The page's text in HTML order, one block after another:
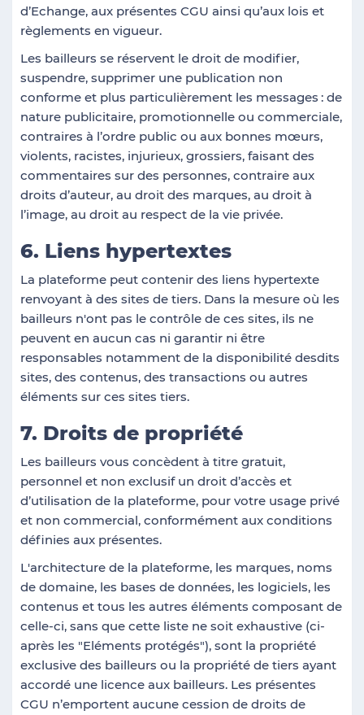
d’Echange, aux présentes CGU ainsi qu’aux lois et
règlements en vigueur.
Les bailleurs se réservent le droit de modifier,
suspendre, supprimer une publication non
conforme et plus particulièrement les messages : de
nature publicitaire, promotionnelle ou commerciale,
contraires à l’ordre public ou aux bonnes mœurs,
violents, racistes, injurieux, grossiers, faisant des
commentaires sur des personnes, contraire aux
droits d’auteur, au droit des marques, au droit à
l’image, au droit au respect de la vie privée.
6. Liens hypertextes
La plateforme peut contenir des liens hypertexte
renvoyant à des sites de tiers. Dans la mesure où les
bailleurs n'ont pas le contrôle de ces sites, ils ne
peuvent en aucun cas ni garantir ni être
responsables notamment de la disponibilité desdits
sites, des contenus, des transactions ou autres
éléments sur ces sites tiers.
7. Droits de propriété
Les bailleurs vous concèdent à titre gratuit,
personnel et non exclusif un droit d’accès et
d’utilisation de la plateforme, pour votre usage privé
et non commercial, conformément aux conditions
définies aux présentes.
L'architecture de la plateforme, les marques, noms
de domaine, les bases de données, les logiciels, les
contenus et tous les autres éléments composant de
celle-ci, sans que cette liste ne soit exhaustive (ci-
après les "Eléments protégés"), sont la propriété
exclusive des bailleurs ou la propriété de tiers ayant
accordé une licence aux bailleurs. Les présentes
CGU n’emportent aucune cession de droits de